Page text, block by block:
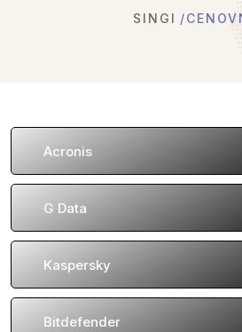
SINGI
Acronis
G Data
Kaspersky
Bitdefender